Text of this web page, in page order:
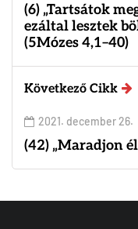
(6) „Tartsátok
ezáltal lesztek
(5Mózes 4,1–40)
Következő Cikk
2021. december 26.
(42) „Maradjon